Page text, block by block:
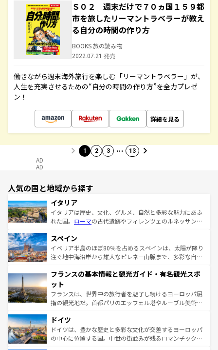
Ｓ０２ 週末だけで７０ヵ国１５９都
市を旅したリーマントラベラーが教え
る自分の時間の作り方
BOOKS 旅の読み物
2022.07.21 発売
働きながら週末海外旅行を楽しむ「リーマントラベラー」が、
人生を充実させるための“自分の時間の作り方”を全力プレゼ
ン！
詳細を見る
1 2 3 … 13
AD
AD
人気の国と地域から探す
イタリア
イタリアは歴史、文化、グルメ、自然と多彩な魅力にあふ
れた国。 ローマの古代遺跡やフィレンツェのルネッサンス
ろん、トスカーナの美しい田園風景やアマルフィ海岸の絶
景など、自然景観も見逃せない。観光の合間には、本場の
ピザやパスタなど、絶品のイタリア料理を堪能することも
ませてくれるイタリアで、忘れられない旅をしてみよう！
なお、新着のイタリア情報は
しい。
スペイン
イベリア半島のほぼ80％を占めるスペインは、太陽が降り
注ぐ地中海沿岸から雄大なピレネー山脈まで、多彩な自然
文化が根付くこの国では、情熱的なフラメンコ、熱気あふ
れる闘牛、そして美味しいタパスが生活の一部となってい
る。首都マドリードの洗練された雰囲気や、バルセロナの
アートに溢れた街角から、地方では古代ローマ遺跡や中世
せる。地方によって風土や気候が異なるスペインはその個
性で訪れる人を魅了する。 なお、新着のスペイン情報は コ
ンテンツ一覧を参照してほしい。
フランスの基本情報と観光ガイド・有名観光スポ
ット
フランスは、世界中の旅行者を魅了し続けるヨーロッパ屈
指の観光地だ。首都パリのエッフェル塔やルーブル美術館
で、幅広い魅力が詰まっている。華麗な宮殿、歴史的な大
聖堂、美しいビーチ、そして豊かな自然が、訪れる者を心
から魅了する。また、フランスは美食の国としても知ら
ドイツ
ドイツは、豊かな歴史と多彩な文化が交差するヨーロッパ
の中心に位置する国。中世の街並みが残るロマンチック街